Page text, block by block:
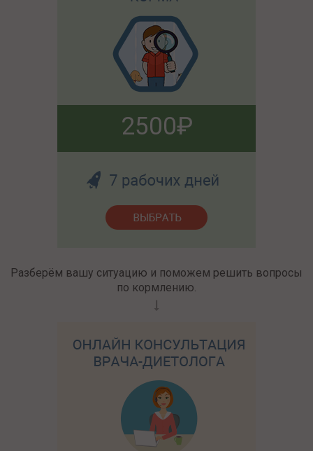
2500
Разберём вашу ситуацию и поможем решить вопросы
по кормлению.